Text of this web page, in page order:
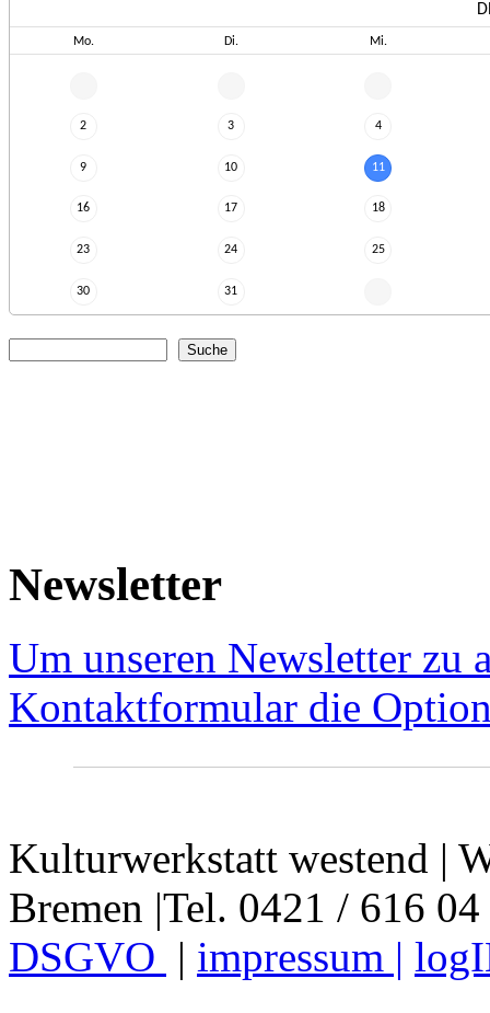
Mo. Di. Mi.
2 3 4
9 10 11
16 17 18
23 24 25
30 31
Newsletter
Um unseren Newsletter zu
Kontaktformular die
Kulturwerkstatt westend |
Bremen |Tel. 0421 / 616
DSGVO | impressum |